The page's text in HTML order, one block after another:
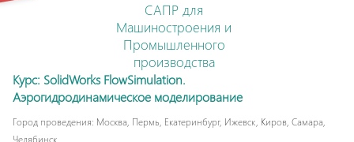
САПР для
Машиностроения и
Промышленного
производства
Курс: SolidWorks FlowSimulation.
Аэрогидродинамическое моделирование
Город проведения: Москва, Пермь, Екатеринбург, Ижевск, Киров, Самара,
Челябинск